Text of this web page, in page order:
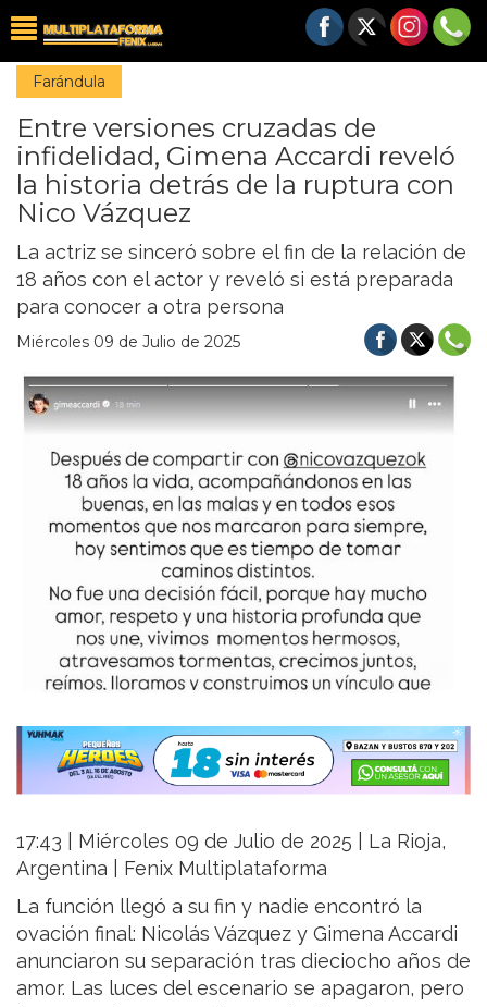
Farándula
Entre versiones cruzadas de
infidelidad, Gimena Accardi reveló
la historia detrás de la ruptura con
Nico Vázquez
La actriz se sinceró sobre el fin de la relación de
18 años con el actor y reveló si está preparada
para conocer a otra persona
Miércoles 09 de Julio de 2025
17:43 | Miércoles 09 de Julio de 2025 | La Rioja,
Argentina | Fenix Multiplataforma
La función llegó a su fin y nadie encontró la
ovación final: Nicolás Vázquez y Gimena Accardi
anunciaron su separación tras dieciocho años de
amor. Las luces del escenario se apagaron, pero